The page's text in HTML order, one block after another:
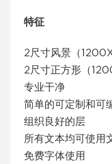
特征
2尺寸风景（
2尺寸正方形（
专业干净
简单的可定制和可
组织良好的层
所有文本均可使用
免费字体使用